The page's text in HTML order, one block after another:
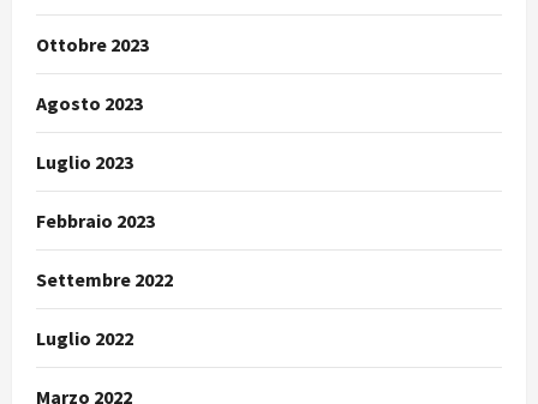
Ottobre 2023
Agosto 2023
Luglio 2023
Febbraio 2023
Settembre 2022
Luglio 2022
Marzo 2022